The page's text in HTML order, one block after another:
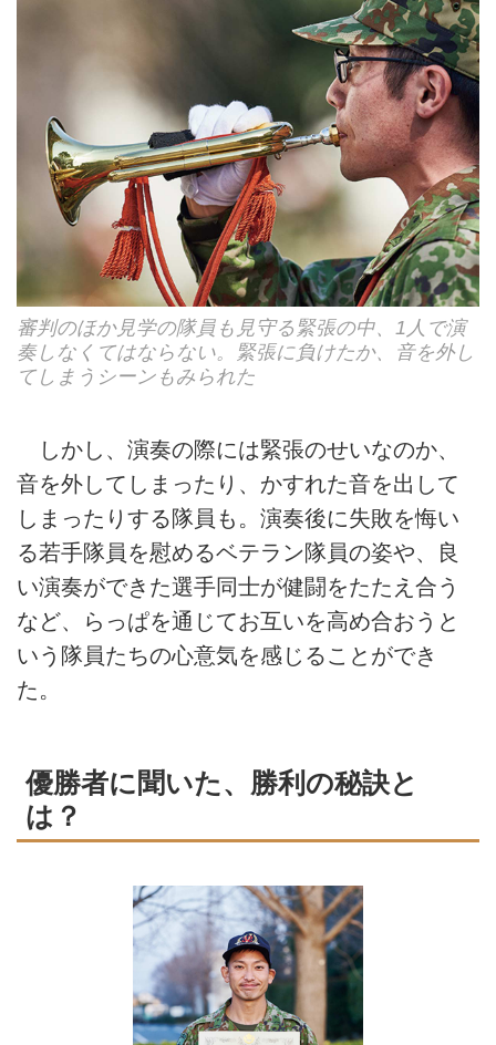
審判のほか見学の隊員も見守る緊張の中、1人で演
奏しなくてはならない。緊張に負けたか、音を外し
てしまうシーンもみられた
しかし、演奏の際には緊張のせいなのか、
音を外してしまったり、かすれた音を出して
しまったりする隊員も。演奏後に失敗を悔い
る若手隊員を慰めるベテラン隊員の姿や、良
い演奏ができた選手同士が健闘をたたえ合う
など、らっぱを通じてお互いを高め合おうと
いう隊員たちの心意気を感じることができ
た。
優勝者に聞いた、勝利の秘訣と
は？